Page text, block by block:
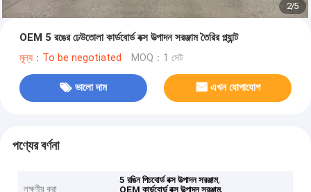
2/5
OEM 5 রঙের ঢেউতোলা কার্ডবোর্ড বক্স উত্পাদন সরঞ্জাম তৈরির প্ল্যান্ট
মূল্য：To be negotiated MOQ：1 সেট
ভালো দাম এখন যোগাযোগ
পণ্যের বর্ণনা
লক্ষণীয় করা
5 রঙিন পিচবোর্ড বক্স উত্পাদন সরঞ্জাম,
OEM কার্ডবোর্ড বক্স উত্পাদন সরঞ্জাম,